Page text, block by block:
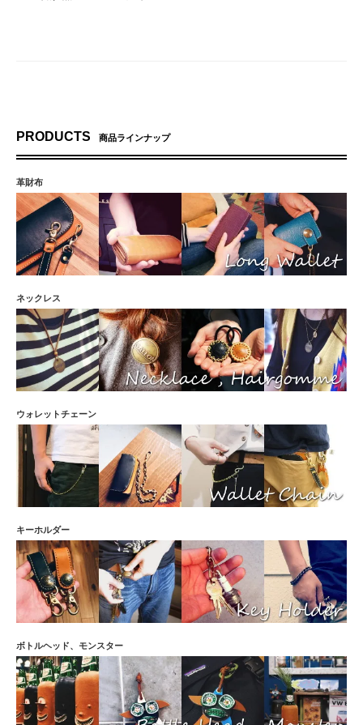
PRODUCTS 商品ラインナップ
革財布
ネックレス
ウォレットチェーン
キーホルダー
ボトルヘッド、モンスター